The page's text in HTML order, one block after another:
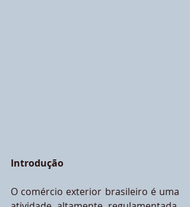
Introdução
O comércio exterior brasileiro é uma